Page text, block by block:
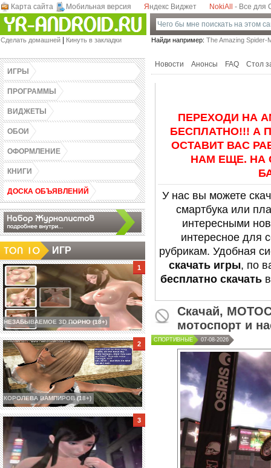
Карта сайта Мобильная версия Яндекс Виджет NokiAll - Все для
Games-Androidz.Ru - Скачать программы,
бесплатно! Весь софт в одном месте.
Найди например: The Amazing
Сделать домашней Кинуть в закладки
ИГРЫ
ПРОГРАММЫ
ВИДЖЕТЫ
ОБОИ
ОФОРМЛЕНИЕ
КНИГИ
ДОСКА ОБЪЯВЛЕНИЙ
ИГР
НЕЗАБЫВАЕМОЕ 3D ПОРНО (18+)
КОРОЛЕВА ВАМПИРОВ (18+)
Новости Анонсы FAQ Стол
ПЕРЕХОДИ НА
БЕСПЛАТНО!!! А
ОСТАВИТ ВАС
НАМ ЕЩЕ. НА
У нас вы можете
смартбука или
интересными
интересное для
рубрикам. Удобная
скачать игры, по
бесплатно скачать
Скачай,
мотоспорт и
СПОРТИВНЫЕ 07-08-2026